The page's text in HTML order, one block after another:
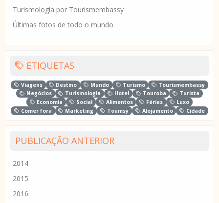
Turismologia por Tourismembassy
Últimas fotos de todo o mundo
ETIQUETAS
Viagens Destino Mundo Turismo
Tourismembassy
Negócios
Turismologia Hotel Touroba
Turista
Economia
Social Alimentos Férias
Luxo
Comer fora
Marketing Toumsy Alojamento Cidade
PUBLICAÇÃO ANTERIOR
2014
2015
2016